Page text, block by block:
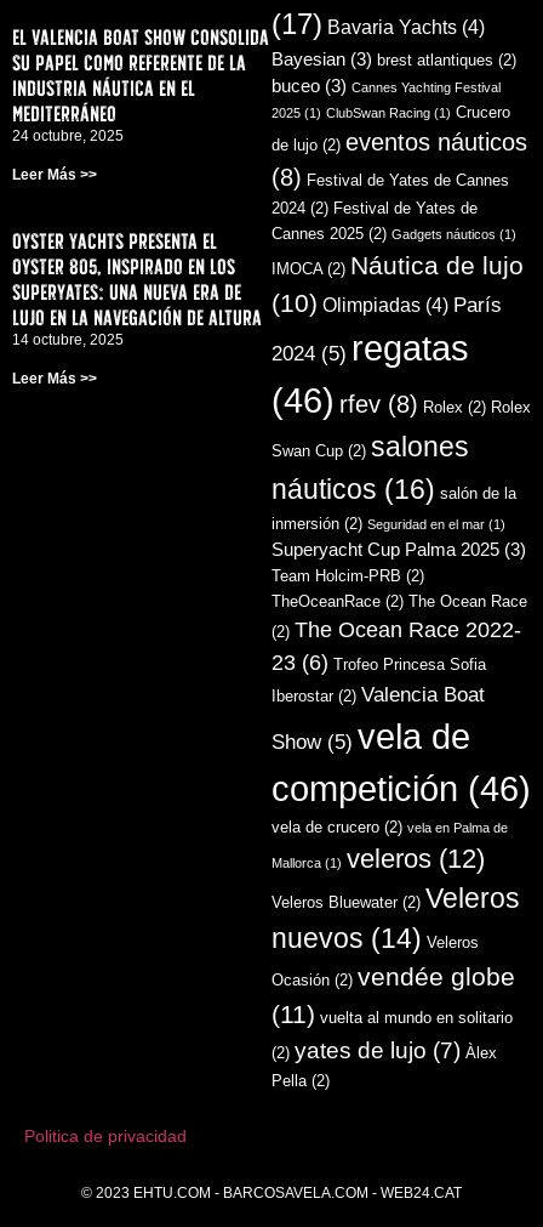
El Valencia Boat Show consolida
su papel como referente de la
industria náutica en el
Mediterráneo
24 octubre, 2025
Leer Más >>
Oyster Yachts presenta el
Oyster 805, inspirado en los
superyates: una nueva era de
lujo en la navegación de altura
14 octubre, 2025
Leer Más >>
(17) Bavaria Yachts (4)
Bayesian (3) brest atlantiques (2)
buceo (3) Cannes Yachting Festival
2025 (1) ClubSwan Racing (1) Crucero
de lujo (2) eventos náuticos
(8) Festival de Yates de Cannes
2024 (2) Festival de Yates de
Cannes 2025 (2) Gadgets náuticos (1)
IMOCA(2) Náutica de lujo
(10) Olimpiadas (4) París
2024 (5) regatas
(46) rfev (8) Rolex (2) Rolex
Swan Cup (2) salones
náuticos (16) salón de la
inmersión (2) Seguridad en el mar (1)
Superyacht Cup Palma 2025 (3)
Team Holcim-PRB (2)
TheOceanRace (2) The Ocean Race
(2) The Ocean Race 2022-
23 (6) Trofeo Princesa Sofia
Iberostar(2) Valencia Boat
Show(5) vela de
competición (46)
vela de crucero (2) vela en Palma de
Mallorca (1) veleros (12)
Veleros Bluewater(2) Veleros
nuevos (14) Veleros
Ocasión (2) vendée globe
(11) vuelta al mundo en solitario
(2) yates de lujo (7) Àlex
Pella(2)
Politica de privacidad
© 2023 EHTU.COM - BARCOSAVELA.COM - WEB24.CAT